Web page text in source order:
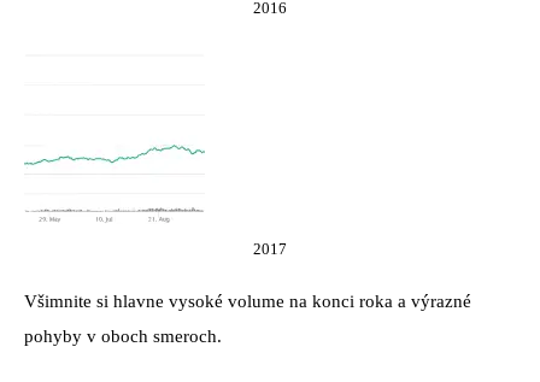
2016
2017
Všimnite si hlavne vysoké volume na konci roka a výrazné
pohyby v oboch smeroch.